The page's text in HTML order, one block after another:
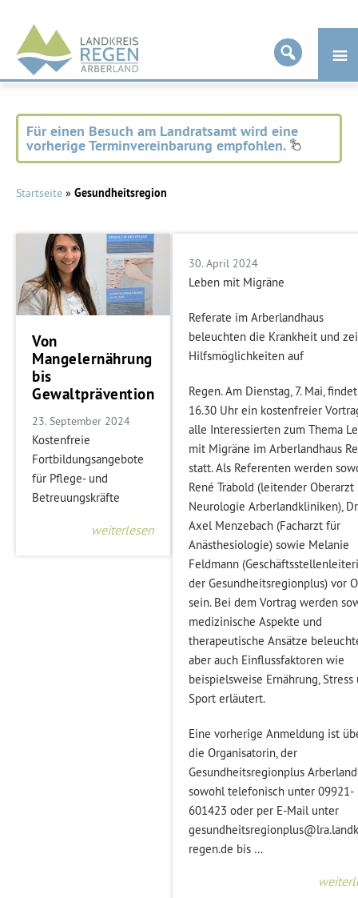
Landkreis
Regen
Für einen Besuch am Landratsamt wird eine
vorherige Terminvereinbarung empfohlen.
Startseite » Gesundheitsregion
Von
Mangelernährung
bis
Gewaltprävention
23. September 2024
Kostenfreie
Fortbildungsangebote
für Pflege- und
Betreuungskräfte
weiterlesen
30. April 2024
Leben mit Migräne
Referate im Arberlandhaus
beleuchten die Krankheit und
Hilfsmöglichkeiten auf
Regen. Am Dienstag, 7. Mai,
16.30 Uhr ein kostenfreier
alle Interessierten zum Thema
mit Migräne im Arberlandhaus
statt. Als Referenten werden
René Trabold (leitender Oberarzt
Neurologie Arberlandkliniken),
Axel Menzebach (Facharzt für
Anästhesiologie) sowie Melanie
Feldmann
der Gesundheitsregionplus) vor
sein. Bei dem Vortrag werden
medizinische Aspekte und
therapeutische Ansätze
aber auch Einflussfaktoren wie
beispielsweise Ernährung, Stress
Sport erläutert.
Eine vorherige Anmeldung ist
die Organisatorin, der
Gesundheitsregionplus Arberland
sowohl telefonisch unter 09921-
601423 oder per E-Mail unter
regen.de bis …